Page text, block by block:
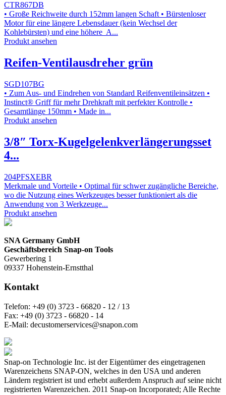
CTR867DB
• Große Reichweite durch 152mm langen Schaft • Bürstenloser
Motor für eine längere Lebensdauer (kein Wechsel der
Kohlebürsten) und eine höhere A...
Produkt ansehen
Reifen-Ventilausdreher grün
SGD107BG
• Zum Aus- und Eindrehen von Standard Reifenventileinsätzen •
Instinct® Griff für mehr Drehkraft mit perfekter Kontrolle •
Gesamtlänge 150mm • Made in...
Produkt ansehen
3/8″ Torx-Kugelgelenkverlängerungsset
4...
204PFSXEBR
Merkmale und Vorteile • Optimal für schwer zugängliche Bereiche,
wo die Nutzung eines Werkzeuges besser funktioniert als die
Anwendung von 3 Werkzeuge...
Produkt ansehen
SNA Germany GmbH
Geschäftsbereich Snap-on Tools
Gewerbering 1
09337 Hohenstein-Ernstthal
Kontakt
Telefon: +49 (0) 3723 - 66820 - 12 / 13
Fax: +49 (0) 3723 - 66820 - 14
E-Mail: decustomerservices@snapon.com
Snap-on Technologie Inc. ist der Eigentümer des eingetragenen
Warenzeichens SNAP-ON, welches in den USA und anderen
Ländern registriert ist und erhebt außerdem Anspruch auf seine nicht
registrierten Warenzeichen. 2011 Snap-on Incorporated; Alle Rechte